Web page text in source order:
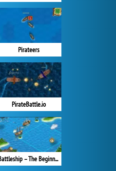
Pirateers
PirateBattle.io
Battleship – The Beginning